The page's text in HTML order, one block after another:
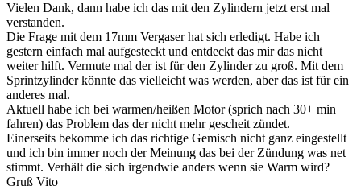
Vielen Dank, dann habe ich das mit den Zylindern jetzt erst mal
verstanden.
Die Frage mit dem 17mm Vergaser hat sich erledigt. Habe ich
gestern einfach mal aufgesteckt und entdeckt das mir das nicht
weiter hilft. Vermute mal der ist für den Zylinder zu groß. Mit dem
Sprintzylinder könnte das vielleicht was werden, aber das ist für ein
anderes mal.
Aktuell habe ich bei warmen/heißen Motor (sprich nach 30+ min
fahren) das Problem das der nicht mehr gescheit zündet.
Einerseits bekomme ich das richtige Gemisch nicht ganz eingestellt
und ich bin immer noch der Meinung das bei der Zündung was net
stimmt. Verhält die sich irgendwie anders wenn sie Warm wird?
Gruß Vito